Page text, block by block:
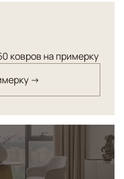
с эффектом 3D придаст
стиле. Ковер
новозеландской
ковров на примерку
→